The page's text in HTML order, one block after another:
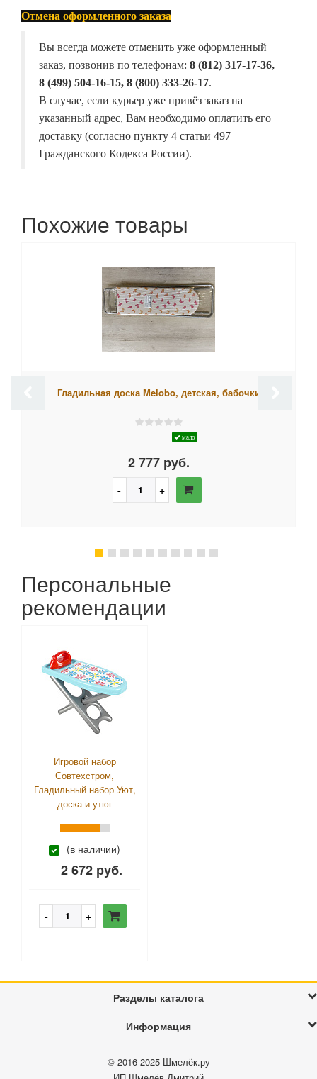
Отмена оформленного заказа
Вы всегда можете отменить уже оформленный
заказ, позвонив по телефонам: 8 (812) 317-17-36,
8 (499) 504-16-15, 8 (800) 333-26-17.
В случае, если курьер уже привёз заказ на
указанный адрес, Вам необходимо оплатить его
доставку (согласно пункту 4 статьи 497
Гражданского Кодекса России).
Похожие товары
Гладильная доска Melobo, детская, бабочки
мало
2 777 руб.
Персональные
рекомендации
Игровой набор
Совтехстром,
Гладильный набор Уют,
доска и утюг
(в наличии)
2 672 руб.
Разделы каталога
Информация
© 2016-2025 Шмелёк.ру